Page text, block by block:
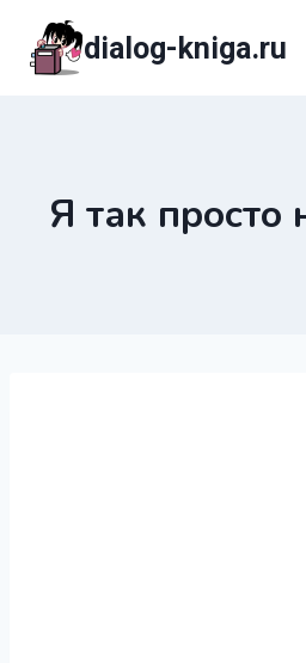
содержимому
dialog-kniga.ru
Я так просто